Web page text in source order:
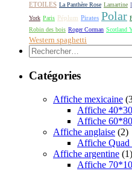
ETOILES La Panthère Rose Lamartine
York Paris Péplum Pirates Polar
Robin des bois Roger Corman Scotland
Western spaghetti
Rechercher :
Catégories
Affiche mexicaine
Affiche
Affiche
Affiche anglaise (2)
Affiche
Affiche argentine (1)
Affiche